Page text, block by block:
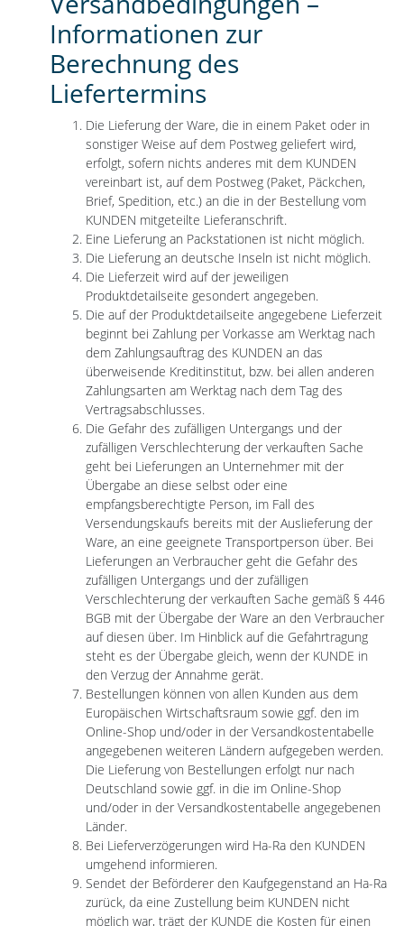
Informationen zur
Berechnung des
Liefertermins
Die Lieferung der Ware, die in einem Paket oder in
sonstiger Weise auf dem Postweg geliefert wird,
erfolgt, sofern nichts anderes mit dem KUNDEN
vereinbart ist, auf dem Postweg (Paket, Päckchen,
Brief, Spedition, etc.) an die in der Bestellung vom
KUNDEN mitgeteilte Lieferanschrift.
Eine Lieferung an Packstationen ist nicht möglich.
Die Lieferung an deutsche Inseln ist nicht möglich.
Die Lieferzeit wird auf der jeweiligen
Produktdetailseite gesondert angegeben.
Die auf der Produktdetailseite angegebene Lieferzeit
beginnt bei Zahlung per Vorkasse am Werktag nach
dem Zahlungsauftrag des KUNDEN an das
überweisende Kreditinstitut, bzw. bei allen anderen
Zahlungsarten am Werktag nach dem Tag des
Vertragsabschlusses.
Die Gefahr des zufälligen Untergangs und der
zufälligen Verschlechterung der verkauften Sache
geht bei Lieferungen an Unternehmer mit der
Übergabe an diese selbst oder eine
empfangsberechtigte Person, im Fall des
Versendungskaufs bereits mit der Auslieferung der
Ware, an eine geeignete Transportperson über. Bei
Lieferungen an Verbraucher geht die Gefahr des
zufälligen Untergangs und der zufälligen
Verschlechterung der verkauften Sache gemäß § 446
BGB mit der Übergabe der Ware an den Verbraucher
auf diesen über. Im Hinblick auf die Gefahrtragung
steht es der Übergabe gleich, wenn der KUNDE in
den Verzug der Annahme gerät.
Bestellungen können von allen Kunden aus dem
Europäischen Wirtschaftsraum sowie ggf. den im
Online-Shop und/oder in der Versandkostentabelle
angegebenen weiteren Ländern aufgegeben werden.
Die Lieferung von Bestellungen erfolgt nur nach
Deutschland sowie ggf. in die im Online-Shop
und/oder in der Versandkostentabelle angegebenen
Länder.
Bei Lieferverzögerungen wird Ha-Ra den KUNDEN
umgehend informieren.
Sendet der Beförderer den Kaufgegenstand an Ha-Ra
zurück, da eine Zustellung beim KUNDEN nicht
möglich war, trägt der KUNDE die Kosten für einen